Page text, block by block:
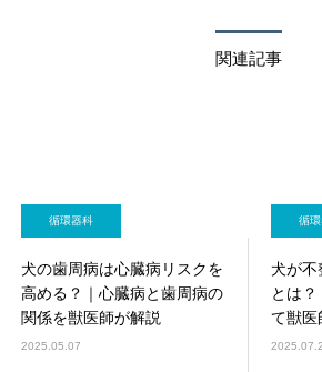
関連記事
循環器科
犬の歯周病は心臓病リスクを
高める？｜心臓病と歯周病の
関係を獣医師が解説
2025.05.07
循
犬が不
とは
て獣医